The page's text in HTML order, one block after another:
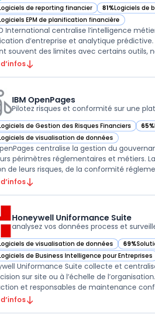
de reporting financier
BOARD International dans cette catégorie
81%Logiciels de
— voir BOARD
EPM de planification financière
BOARD International dans cette catégorie
International centralise l’intelligence
d’entreprise et analytique
IBM OpenPages
Pilotez risques et conformité sur une
de Gestion des Risques Financiers
IBM OpenPages dans cette catégorie 65%
—
de visualisation de données
IBM OpenPages dans cette catégorie
centralise la gestion du
périmètres réglementaires et métiers.
de leurs risques, de la conformité
Honeywell Uniformance Suite
analysez vos données process et
de visualisation de données
Honeywell Uniformance Suite dans cette69%
— voir
de Business Intelligence pour Entreprises
Honeywell Uniformance Suite dans cette
Uniformance Suite collecte et
sur site ou à l’échelle de
et responsables de maintenance